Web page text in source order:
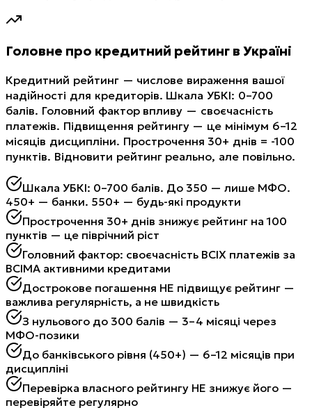
Головне про кредитний рейтинг в Україні
Кредитний рейтинг — числове вираження вашої
надійності для кредиторів. Шкала УБКІ: 0–700
балів. Головний фактор впливу — своєчасність
платежів. Підвищення рейтингу — це мінімум 6–12
місяців дисципліни. Прострочення 30+ днів = -100
пунктів. Відновити рейтинг реально, але повільно.
Шкала УБКІ: 0–700 балів. До 350 — лише МФО.
450+ — банки. 550+ — будь-які продукти
Прострочення 30+ днів знижує рейтинг на 100
пунктів — це піврічний ріст
Головний фактор: своєчасність ВСІХ платежів за
ВСІМА активними кредитами
Дострокове погашення НЕ підвищує рейтинг —
важлива регулярність, а не швидкість
З нульового до 300 балів — 3–4 місяці через
МФО-позики
До банківського рівня (450+) — 6–12 місяців при
дисципліні
Перевірка власного рейтингу НЕ знижує його —
перевіряйте регулярно